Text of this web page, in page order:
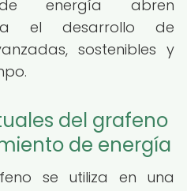
de energía abren
el desarrollo de
sostenibles y
del grafeno
de energía
se utiliza en una